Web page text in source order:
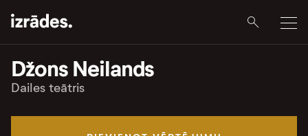
Džons Neilands
Dailes teātris